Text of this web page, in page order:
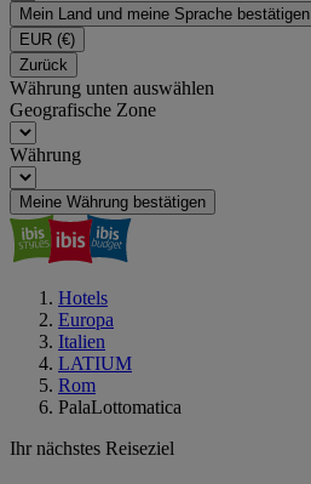
Mein Land und meine Sprache bestätigen
EUR (€)
Zurück
Währung unten auswählen
Geografische Zone
Währung
Meine Währung bestätigen
Hotels
Europa
Italien
LATIUM
Rom
PalaLottomatica
Ihr nächstes Reiseziel